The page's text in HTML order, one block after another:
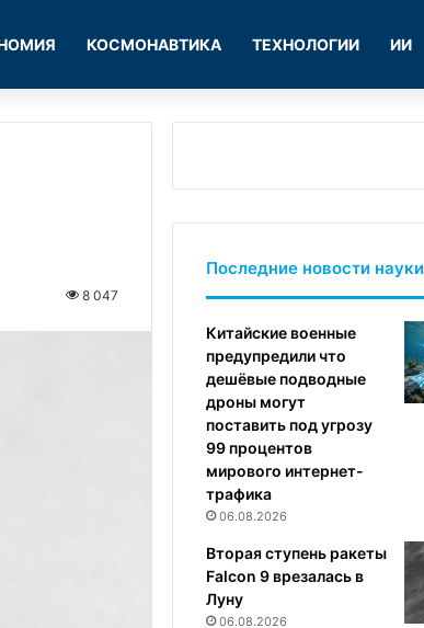
КОСМОНАВТИКА ТЕХНОЛОГИИ ИИ
8 047
Последние новости науки
Китайские военные
предупредили что
дешёвые подводные
дроны могут
поставить под угрозу
99 процентов
мирового интернет-
трафика
06.08.2026
Вторая ступень ракеты
Falcon 9 врезалась в
Луну
06.08.2026